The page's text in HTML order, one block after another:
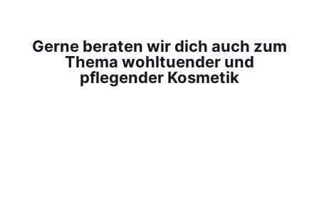
Gerne beraten wir dich auch zum
Thema wohltuender und
pflegender Kosmetik